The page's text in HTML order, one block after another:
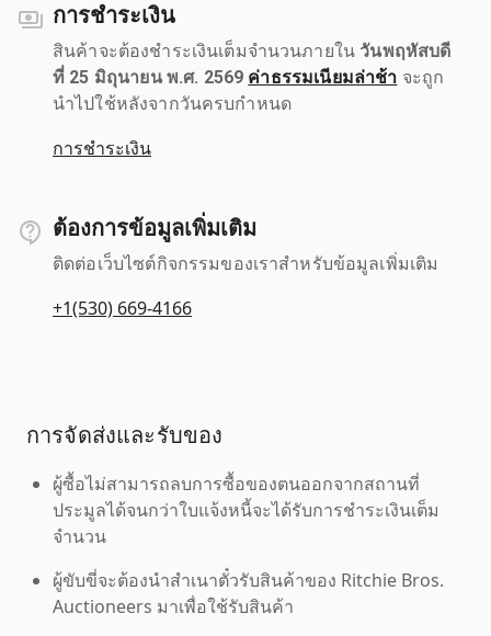
การชำระเงิน
สินค้าจะต้องชำระเงินเต็มจำนวนภายใน วันพฤหัสบดี
ที่ 25 มิถุนายน พ.ศ. 2569 ค่าธรรมเนียมล่าช้า จะถูก
นำไปใช้หลังจากวันครบกำหนด
การชำระเงิน
ต้องการข้อมูลเพิ่มเติม
ติดต่อเว็บไซต์กิจกรรมของเราสำหรับข้อมูลเพิ่มเติม
+1(530) 669-4166
การจัดส่งและรับของ
ผู้ซื้อไม่สามารถลบการซื้อของตนออกจากสถานที่
ประมูลได้จนกว่าใบแจ้งหนี้จะได้รับการชำระเงินเต็ม
จำนวน
ผู้ขับขี่จะต้องนำสำเนาตั๋วรับสินค้าของ Ritchie Bros.
Auctioneers มาเพื่อใช้รับสินค้า